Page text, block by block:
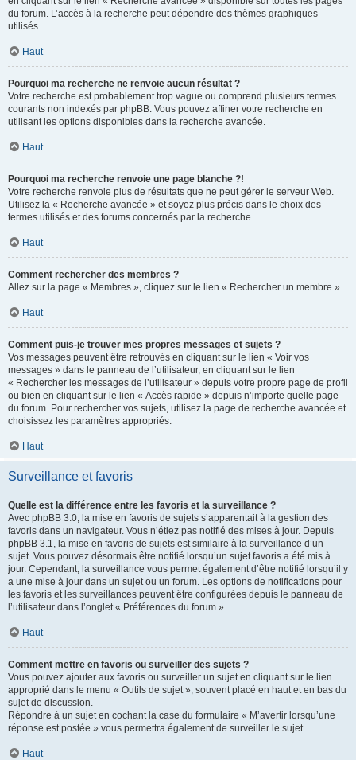
du forum. L’accès à la recherche peut dépendre des thèmes graphiques
utilisés.
Haut
Pourquoi ma recherche ne renvoie aucun résultat ?
Votre recherche est probablement trop vague ou comprend plusieurs termes
courants non indexés par phpBB. Vous pouvez affiner votre recherche en
utilisant les options disponibles dans la recherche avancée.
Haut
Pourquoi ma recherche renvoie une page blanche ?!
Votre recherche renvoie plus de résultats que ne peut gérer le serveur Web.
Utilisez la « Recherche avancée » et soyez plus précis dans le choix des
termes utilisés et des forums concernés par la recherche.
Haut
Comment rechercher des membres ?
Allez sur la page « Membres », cliquez sur le lien « Rechercher un membre ».
Haut
Comment puis-je trouver mes propres messages et sujets ?
Vos messages peuvent être retrouvés en cliquant sur le lien « Voir vos
messages » dans le panneau de l’utilisateur, en cliquant sur le lien
« Rechercher les messages de l’utilisateur » depuis votre propre page de profil
ou bien en cliquant sur le lien « Accès rapide » depuis n’importe quelle page
du forum. Pour rechercher vos sujets, utilisez la page de recherche avancée et
choisissez les paramètres appropriés.
Haut
Surveillance et favoris
Quelle est la différence entre les favoris et la surveillance ?
Avec phpBB 3.0, la mise en favoris de sujets s’apparentait à la gestion des
favoris dans un navigateur. Vous n’étiez pas notifié des mises à jour. Depuis
phpBB 3.1, la mise en favoris de sujets est similaire à la surveillance d’un
sujet. Vous pouvez désormais être notifié lorsqu’un sujet favoris a été mis à
jour. Cependant, la surveillance vous permet également d’être notifié lorsqu’il y
a une mise à jour dans un sujet ou un forum. Les options de notifications pour
les favoris et les surveillances peuvent être configurées depuis le panneau de
l’utilisateur dans l’onglet « Préférences du forum ».
Haut
Comment mettre en favoris ou surveiller des sujets ?
Vous pouvez ajouter aux favoris ou surveiller un sujet en cliquant sur le lien
approprié dans le menu « Outils de sujet », souvent placé en haut et en bas du
sujet de discussion.
Répondre à un sujet en cochant la case du formulaire « M’avertir lorsqu’une
réponse est postée » vous permettra également de surveiller le sujet.
Haut